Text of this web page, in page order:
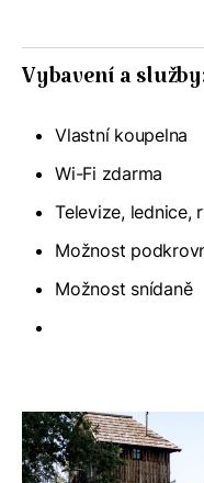
Vybavení a
Vlastní koupelna
Wi-Fi zdarma
Televize, lednice,
Možnost
Možnost snídaně